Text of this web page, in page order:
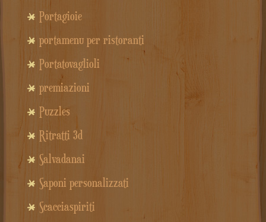
Portagioie
portamenu per ristoranti
Portatovaglioli
premiazioni
Puzzles
Ritratti 3d
Salvadanai
Saponi personalizzati
Scacciaspiriti